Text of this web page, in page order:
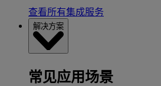
查看所有集成服务
解决方案
常见应用场景